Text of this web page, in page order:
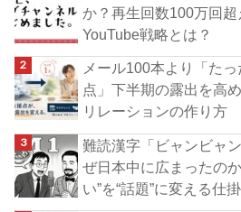
か？再生回数100万回
YouTube戦略とは？
メール100本より「た
点」下半期の露出を高
リレーションの作り方
難読漢字「ビャンビャ
ぜ日本中に広まったの
い”を“話題”に変える仕